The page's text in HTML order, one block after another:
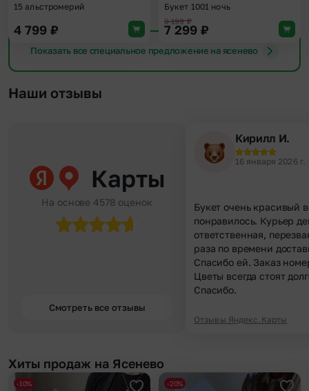
15 альстромерий
4 799 ₽
Букет 1001 ночь
9 199₽
7 299 ₽
Показать все специальное предложение на ясенево
Наши отзывы
Карты
На основе 4578 оценок
Смотреть все отзывы
Кирилл И.
16 января 2026 г.
Букет очень красивый
понравилось. Курьер
ответственная,
раза по времени
Спасибо ей. Заказ
Цветы всегда стоят
Спасибо.
Отзывы Яндекс.Карты
Хиты продаж на Ясенево
-10% -20%